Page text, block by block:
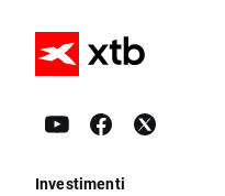
Investimenti